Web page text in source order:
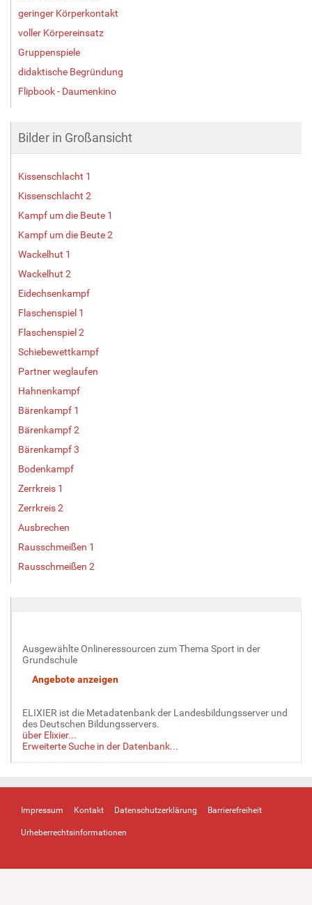
geringer Körperkontakt
voller Körpereinsatz
Gruppenspiele
didaktische Begründung
Flipbook - Daumenkino
Bilder in Großansicht
Kissenschlacht 1
Kissenschlacht 2
Kampf um die Beute 1
Kampf um die Beute 2
Wackelhut 1
Wackelhut 2
Eidechsenkampf
Flaschenspiel 1
Flaschenspiel 2
Schiebewettkampf
Partner weglaufen
Hahnenkampf
Bärenkampf 1
Bärenkampf 2
Bärenkampf 3
Bodenkampf
Zerrkreis 1
Zerrkreis 2
Ausbrechen
Rausschmeißen 1
Rausschmeißen 2
Ausgewählte Onlineressourcen zum Thema Sport in der
Grundschule
ELIXIER ist die Metadatenbank der Landesbildungsserver und
des Deutschen Bildungsservers.
über Elixier...
Erweiterte Suche in der Datenbank...
Impressum Kontakt Datenschutzerklärung Barrierefreiheit
Urheberrechtsinformationen